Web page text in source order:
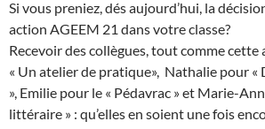
Si vous preniez, dés aujourd’hui, la
action AGEEM 21 dans votre classe?
Recevoir des collègues, tout comme
« Un atelier de pratique», Nathalie pour «
», Emilie pour le « Pédavrac » et Marie-
littéraire » : qu’elles en soient une fois